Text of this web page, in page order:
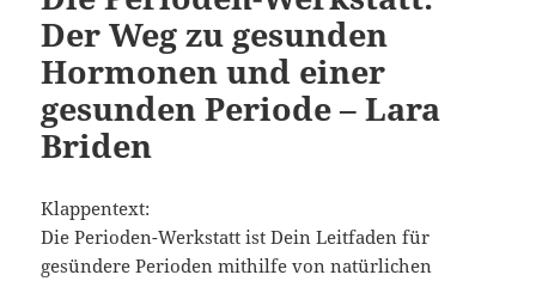
Der Weg zu gesunden
Hormonen und einer
gesunden Periode – Lara
Briden
Klappentext:
Die Perioden-Werkstatt ist Dein Leitfaden für
gesündere Perioden mithilfe von natürlichen